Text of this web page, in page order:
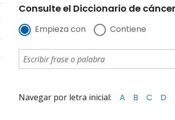
Consulte el Diccionario de
Empieza con Contiene
Navegar por letra inicial: A B C D